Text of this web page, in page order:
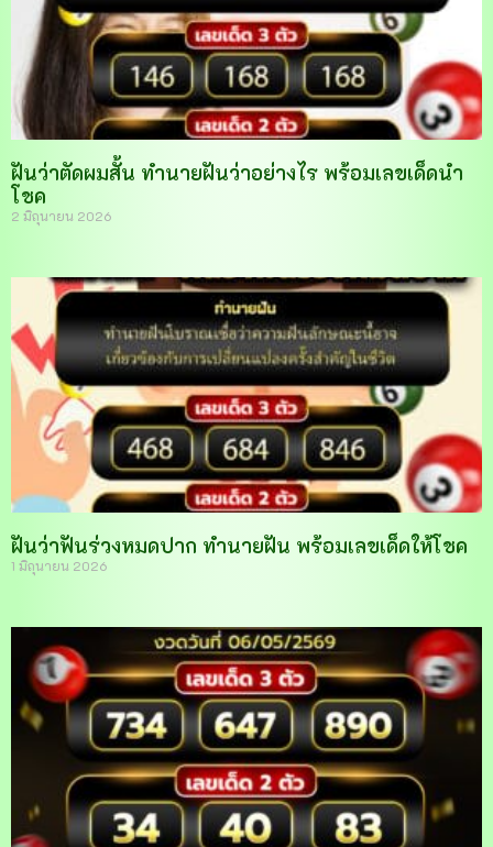
ฝันว่าตัดผมสั้น ทำนายฝันว่าอย่างไร พร้อมเลขเด็ดนำ
โชค
2 มิถุนายน 2026
ฝันว่าฟันร่วงหมดปาก ทำนายฝัน พร้อมเลขเด็ดให้โชค
1 มิถุนายน 2026